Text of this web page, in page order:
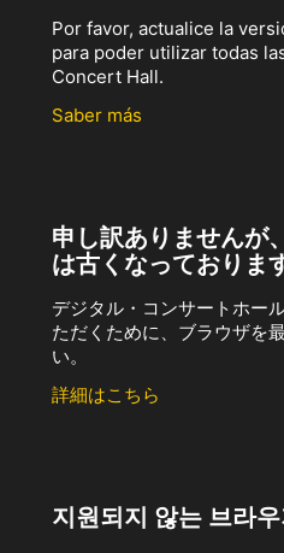
Por favor, actualice la
para poder utilizar todas
Concert Hall.
Saber más
申し訳ありませんが
は古くなっておりま
デジタル・コンサートホー
ただくために、ブラウザを
い。
詳細はこちら
지원되지 않는 브라